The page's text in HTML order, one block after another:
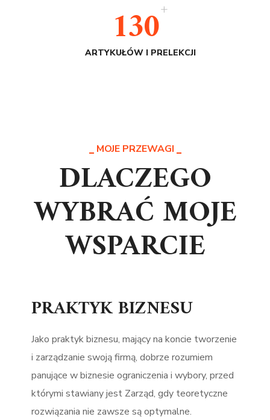
130+
ARTYKUŁÓW I PRELEKCJI
MOJE PRZEWAGI
DLACZEGO
WYBRAĆ MOJE
WSPARCIE
PRAKTYK BIZNESU
Jako praktyk biznesu, mający na koncie tworzenie
i zarządzanie swoją firmą, dobrze rozumiem
panujące w biznesie ograniczenia i wybory, przed
którymi stawiany jest Zarząd, gdy teoretyczne
rozwiązania nie zawsze są optymalne.